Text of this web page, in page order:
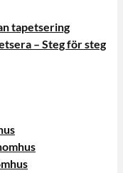
tapetsering
– Steg för steg